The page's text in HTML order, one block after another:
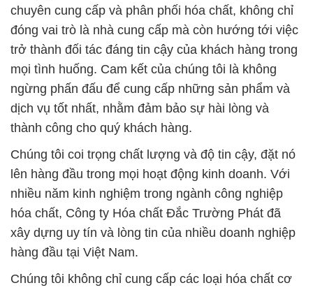
chuyên cung cấp và phân phối hóa chất, không chỉ
đóng vai trò là nhà cung cấp mà còn hướng tới việc
trở thành đối tác đáng tin cậy của khách hàng trong
mọi tình huống. Cam kết của chúng tôi là không
ngừng phấn đấu để cung cấp những sản phẩm và
dịch vụ tốt nhất, nhằm đảm bảo sự hài lòng và
thành công cho quý khách hàng.
Chúng tôi coi trọng chất lượng và độ tin cậy, đặt nó
lên hàng đầu trong mọi hoạt động kinh doanh. Với
nhiều năm kinh nghiệm trong ngành công nghiệp
hóa chất, Công ty Hóa chất Đắc Trường Phát đã
xây dựng uy tín và lòng tin của nhiều doanh nghiệp
hàng đầu tại Việt Nam.
Chúng tôi không chỉ cung cấp các loại hóa chất cơ